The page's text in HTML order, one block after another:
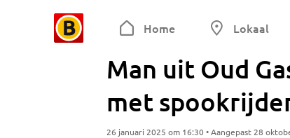
Home Lokaal
Man uit Oud
met
26 januari 2025 om 16:30 • Aangepast 28